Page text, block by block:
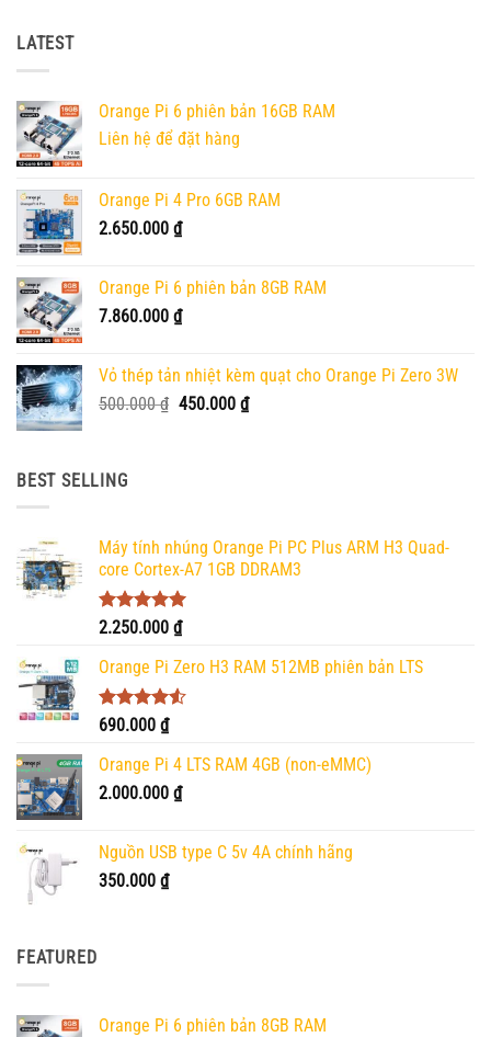
LATEST
Orange Pi 6 phiên bản 16GB RAM
Liên hệ để đặt hàng
Orange Pi 4 Pro 6GB RAM
2.650.000 ₫
Orange Pi 6 phiên bản 8GB RAM
7.860.000 ₫
Vỏ thép tản nhiệt kèm quạt cho Orange Pi Zero 3W
500.000₫ Giá
450.000 ₫Giá
BEST SELLING
Máy tính nhúng Orange Pi PC Plus ARM H3 Quad-
core Cortex-A7 1GB DDRAM3
Được xếp
5 sao
2.250.000 ₫
Orange Pi Zero H3 RAM 512MB phiên bản LTS
Được xếp
4.50
5 sao
690.000 ₫
Orange Pi 4 LTS RAM 4GB (non-eMMC)
2.000.000 ₫
Nguồn USB type C 5v 4A chính hãng
350.000 ₫
FEATURED
Orange Pi 6 phiên bản 8GB RAM